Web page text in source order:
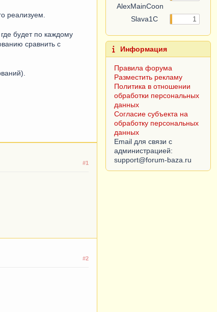
реализуем.
будет по каждому
сравнить с
#1
#2
AlexMainCoon
Slava1C 1
Информация
Правила форума
Разместить рекламу
Политика в отношении
обработки персональных
данных
Согласие субъекта на
обработку персональных
данных
Email для связи с
администрацией: